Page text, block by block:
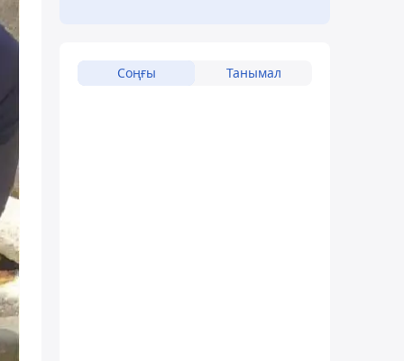
Соңғы Танымал